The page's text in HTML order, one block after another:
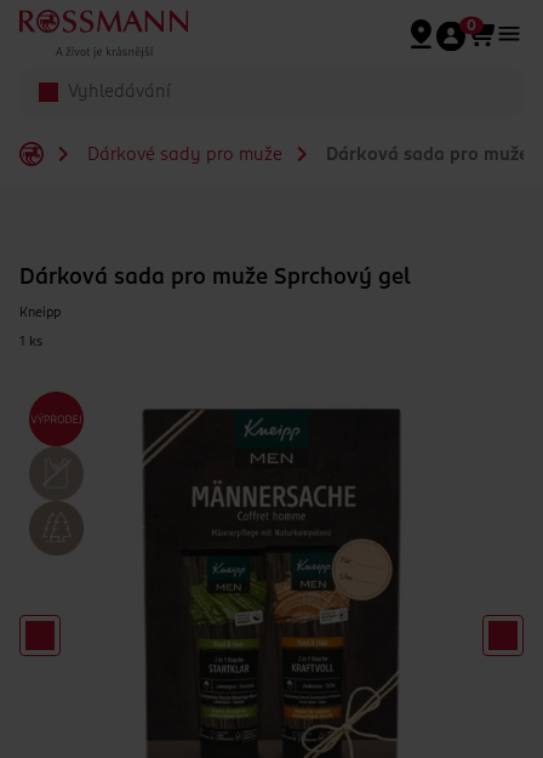
Přeskočit na hlavmní obsah
0
Dárkové sady pro muže Dárková sada pro muže
Dárková sada pro muže Sprchový gel
Kneipp
1 ks